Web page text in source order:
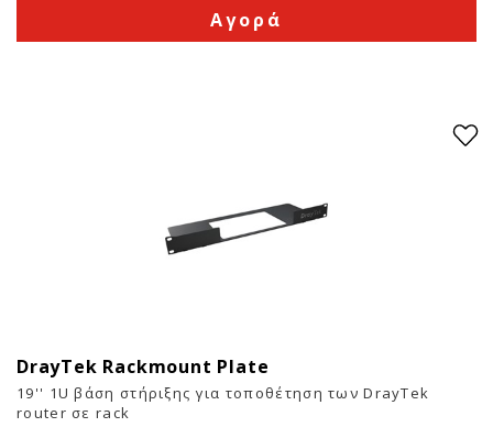
Αγορά
DrayTek Rackmount Plate
19'' 1U βάση στήριξης για τοποθέτηση των DrayTek
router σε rack